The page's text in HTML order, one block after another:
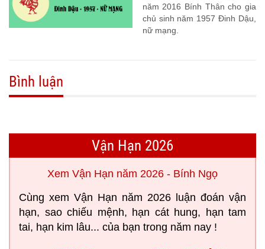
năm 2016 Bính Thân cho gia
chủ sinh năm 1957 Đinh Dậu,
nữ mạng.
Bình luận
Vận Hạn 2026
Xem Vận Hạn năm 2026 - Bính Ngọ
Cùng xem Vận Hạn năm 2026 luận đoán vận
hạn, sao chiếu mệnh, hạn cát hung, hạn tam
tai, hạn kim lâu... của bạn trong năm nay !